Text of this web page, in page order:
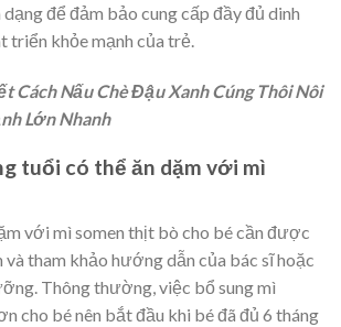
dạng để đảm bảo cung cấp đầy đủ dinh
triển khỏe mạnh của trẻ.
Cách Nấu Chè Đậu Xanh Cúng Thôi Nôi
Lớn Nhanh
tuổi có thể ăn dặm với mì
với mì somen thịt bò cho bé cần được
tham khảo hướng dẫn của bác sĩ hoặc
Thông thường, việc bổ sung mì
cho bé nên bắt đầu khi bé đã đủ 6 tháng